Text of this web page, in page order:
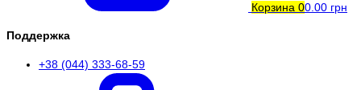
Корзина 00.00 грн
Поддержка
+38 (044) 333-68-59